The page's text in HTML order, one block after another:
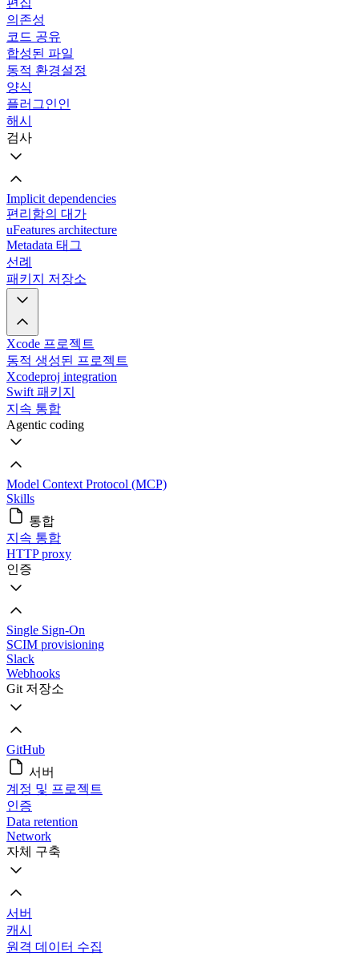
편집
의존성
코드 공유
합성된 파일
동적 환경설정
양식
플러그인인
해시
검사
Implicit dependencies
편리함의 대가
uFeatures architecture
Metadata 태그
선례
패키지 저장소
Xcode 프로젝트
동적 생성된 프로젝트
Xcodeproj integration
Swift 패키지
지속 통합
Agentic coding
Model Context Protocol (MCP)
Skills
통합
지속 통합
HTTP proxy
인증
Single Sign-On
SCIM provisioning
Slack
Webhooks
Git 저장소
GitHub
서버
계정 및 프로젝트
인증
Data retention
Network
자체 구축
서버
캐시
원격 데이터 수집